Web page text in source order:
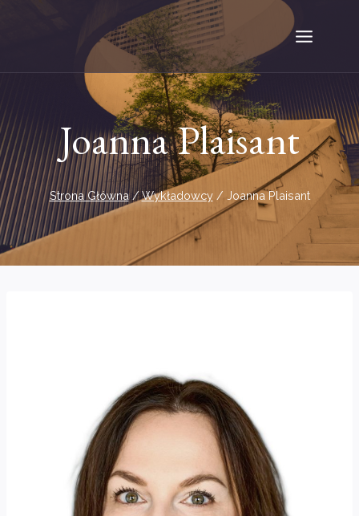
Joanna Plaisant
Strona Główna / Wykładowcy / Joanna Plaisant